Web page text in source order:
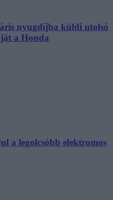
nyugdíjba küldi utolsó
a Honda
a legolcsóbb elektromos